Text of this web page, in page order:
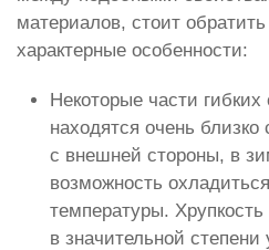
материалов, стоит
характерные особенности:
Некоторые части гибких
находятся очень
с внешней стороны, в
возможность
температуры.
в значительной степени